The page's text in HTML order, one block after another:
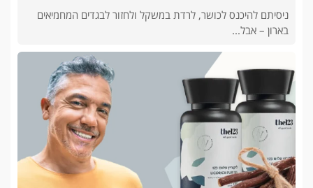
ניסיתם להיכנס לכושר, לרדת במשקל ולחזור לבגדים המחמיאים
בארון – אבל...